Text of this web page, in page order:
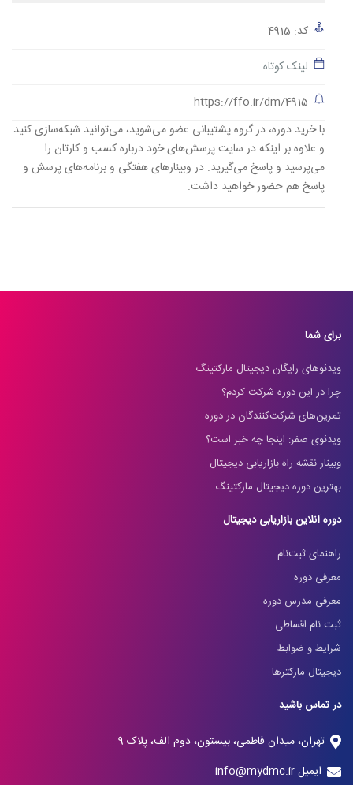
کد: 4915
لینک کوتاه
https://ffo.ir/dm/4915
با خرید دوره، در گروه پشتیبانی عضو می‌شوید، می‌توانید شبکه‌سازی کنید
و علاوه بر اینکه در سایت پرسش‌های خود درباره کسب و کارتان را
می‌پرسید و پاسخ می‌گیرید. در وبینارهای هفتگی و برنامه‌های پرسش و
پاسخ هم حضور خواهید داشت.
برای شما
ویدئوهای رایگان دیجیتال مارکتینگ
چرا در این دوره شرکت کردم؟
تمرین‌های شرکت‌کنندگان در دوره
ویدئوی صفر: اینجا چه خبر است؟
وبینار نقشه راه بازاریابی دیجیتال
بهترین دوره دیجیتال مارکتینگ
دوره آنلاین بازاریابی دیجیتال
راهنمای ثبت‌نام
معرفی دوره
معرفی مدرس دوره
ثبت نام اقساطی
شرایط و ضوابط
دیجیتال مارکترها
در تماس باشید
تهران، میدان فاطمی، بیستون، دوم الف، پلاک 9
ایمیل info@mydmc.ir